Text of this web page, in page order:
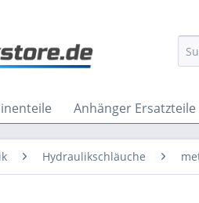
Anhänger Ersatzteile
Hydraulikschläuche